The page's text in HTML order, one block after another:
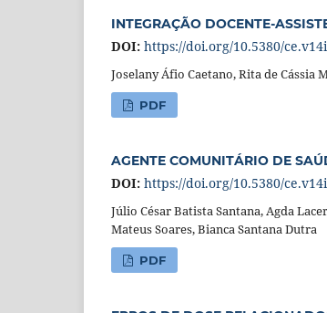
INTEGRAÇÃO DOCENTE-
DOI: https://doi.org/10.5380/
Joselany Áfio Caetano, Rita de Cássia
PDF
AGENTE COMUNITÁRIO DE
DOI: https://doi.org/10.5380/
Júlio César Batista Santana, Agda
Mateus Soares, Bianca Santana Dutra
PDF